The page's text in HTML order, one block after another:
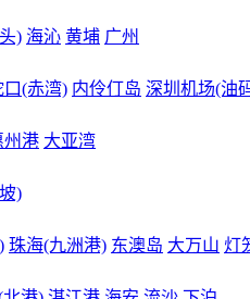
) 海沁 黄埔 广州
口(赤湾) 内伶仃岛 深圳机场(油
州港 大亚湾
)
珠海(九洲港) 东澳岛 大万山 灯